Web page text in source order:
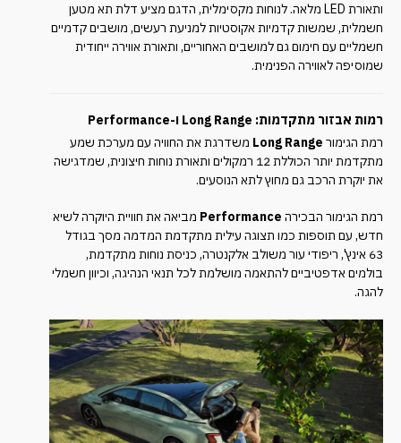
ותאורת LED מלאה. לנוחות מקסימלית, הדגם מציע דלת תא מטען
חשמלית, שמשות קדמיות אקוסטיות למניעת רעשים, מושבים קדמיים
חשמליים עם חימום גם למושבים האחוריים, ותאורת אווירה ייחודית
שמוסיפה לאווירה הפנימית.
רמות אבזור מתקדמות: Long Range ו-Performance
רמת הגימור Long Range משדרגת את החוויה עם מערכת שמע
מתקדמת יותר הכוללת 12 רמקולים ותאורת נוחות חיצונית, שמדגישה
את יוקרת הרכב גם מחוץ לתא הנוסעים.
רמת הגימור הבכירה Performance מביאה את חוויית היוקרה לשיא
חדש, עם תוספות כמו תצוגה עילית מתקדמת המדמה מסך בגודל
63 אינץ', ריפודי עור משולב אלקנטרה, כניסת נוחות מתקדמת,
בולמים אדפטיביים להתאמה מושלמת לכל תנאי הנהיגה, וכיוון חשמלי
להגה.